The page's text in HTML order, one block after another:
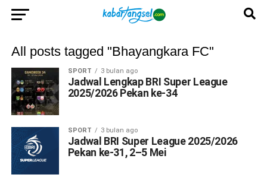
All posts tagged "Bhayangkara FC"
SPORT 3 bulan ago
Jadwal Lengkap BRI Super League
2025/2026 Pekan ke-34
SPORT 3 bulan ago
Jadwal BRI Super League 2025/2026
Pekan ke-31, 2–5 Mei